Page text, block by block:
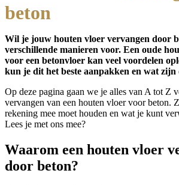
beton
Wil je jouw houten vloer vervangen door
verschillende manieren voor. Een oude
voor een betonvloer kan veel voordelen
kun je dit het beste aanpakken en wat zijn
Op deze pagina gaan we je alles van A tot Z
vervangen van een houten vloer voor beton.
rekening mee moet houden en wat je kunt
Lees je met ons mee?
Waarom een houten vloer
door beton?